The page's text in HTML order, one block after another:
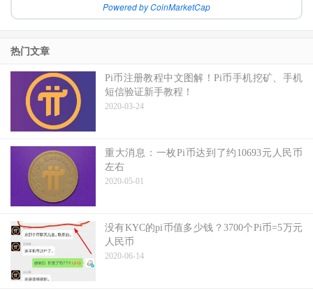
Powered by CoinMarketCap
热门文章
Pi币注册教程中文图解！Pi币手机挖矿、手机
短信验证新手教程！
2020-03-24
重大消息：一枚Pi币达到了约10693元人民币
左右
2020-05-01
没有KYC的pi币值多少钱？3700个Pi币=5万元
人民币
2020-06-14